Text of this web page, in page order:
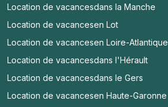
Location de vacancesdans la Manche
Location de vacancesen Lot
Location de vacancesen Loire-Atlantique
Location de vacancesdans l'Hérault
Location de vacancesdans le Gers
Location de vacancesen Haute-Garonne